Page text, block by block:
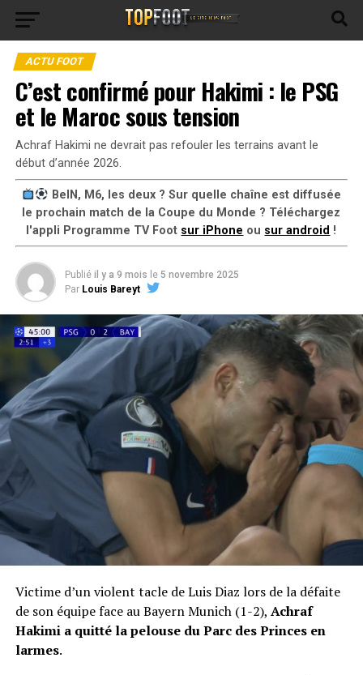
ACTU FOOT
C’est confirmé pour Hakimi : le PSG
et le Maroc sous tension
Achraf Hakimi ne devrait pas refouler les terrains avant le
début d’année 2026.
BeIN, M6, les deux ? Sur quelle chaîne est diffusée
le prochain match de la Coupe du Monde ? Téléchargez
l'appli Programme TV Foot sur iPhone ou sur android !
Publié il y a 9 mois le 5 novembre 2025
Par Louis Bareyt
Victime d’un violent tacle de Luis Diaz lors de la défaite
de son équipe face au Bayern Munich (1-2), Achraf
Hakimi a quitté la pelouse du Parc des Princes en
larmes.